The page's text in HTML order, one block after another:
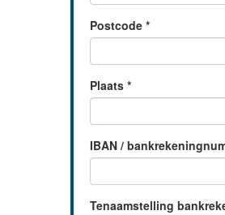
Postcode *
Plaats *
IBAN /
Tenaamstelling